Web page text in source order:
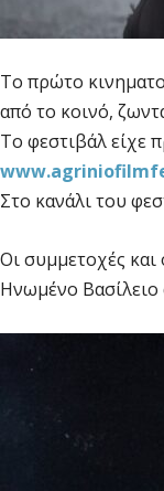
To πρώτο
από το κοινό,
Το φεστιβάλ είχε
Στο κανάλι του
Οι συμμετοχές και
Ηνωμένο Βασίλειο